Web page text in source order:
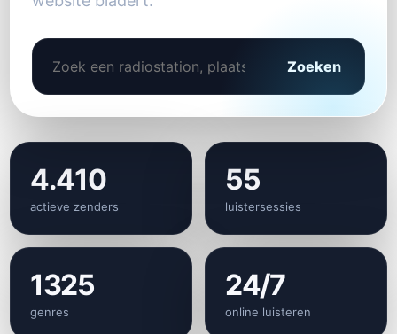
Zoeken
4.410
actieve zenders
55
luistersessies
1325
genres
24/7
online luisteren